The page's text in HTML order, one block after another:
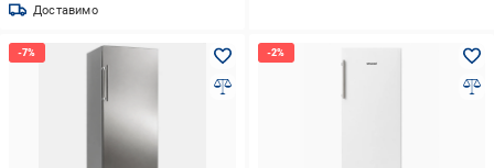
Доставимо